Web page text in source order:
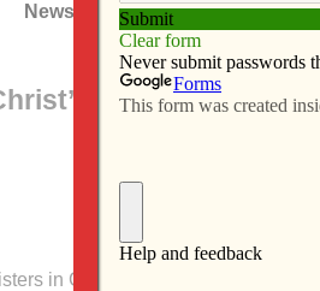
News Subscribe
message/
in Christ,